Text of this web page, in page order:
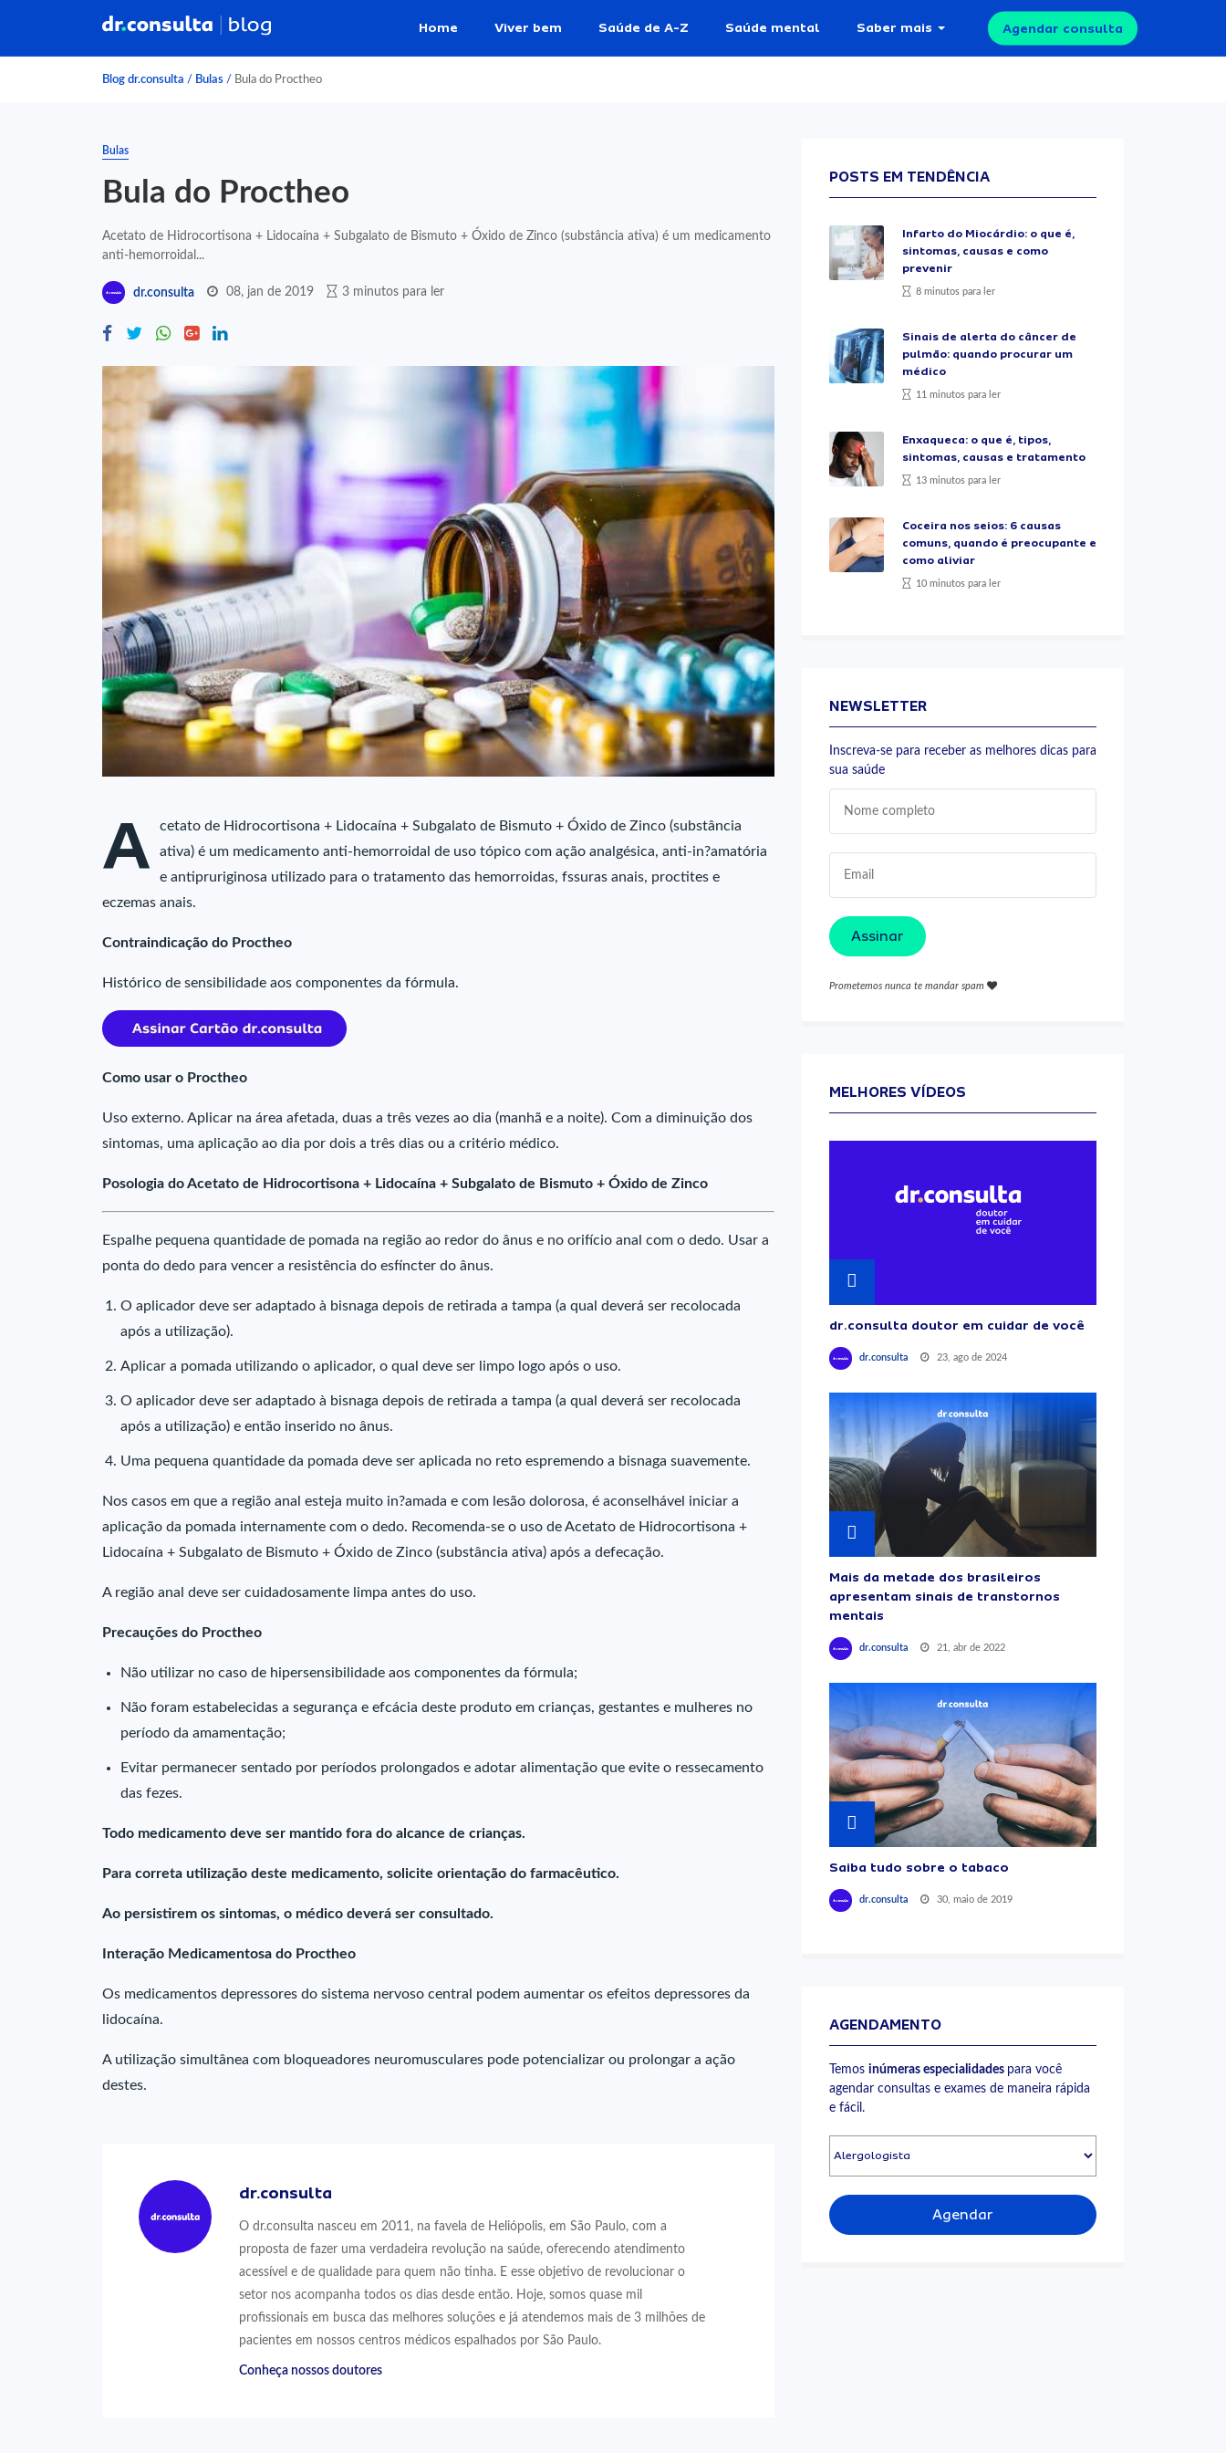
Home Viver bem Saúde de A-Z Saúde mental Saber mais Agendar consulta
Blog dr.consulta / Bulas / Bula do Proctheo
Bulas
Bula do Proctheo
Acetato de Hidrocortisona + Lidocaína + Subgalato de Bismuto + Óxido de Zinco (substância ativa) é um medicamento
anti-hemorroidal...
dr.consulta 08, jan de 2019 3 minutos para ler
A
cetato de Hidrocortisona + Lidocaína + Subgalato de Bismuto + Óxido de Zinco (substância
ativa) é um medicamento anti-hemorroidal de uso tópico com ação analgésica, anti-in?amatória
e antipruriginosa utilizado para o tratamento das hemorroidas, fssuras anais, proctites e
eczemas anais.
Contraindicação do Proctheo
Histórico de sensibilidade aos componentes da fórmula.
Como usar o Proctheo
Uso externo. Aplicar na área afetada, duas a três vezes ao dia (manhã e a noite). Com a diminuição dos
sintomas, uma aplicação ao dia por dois a três dias ou a critério médico.
Posologia do Acetato de Hidrocortisona + Lidocaína + Subgalato de Bismuto + Óxido de Zinco
Espalhe pequena quantidade de pomada na região ao redor do ânus e no orifício anal com o dedo. Usar a
ponta do dedo para vencer a resistência do esfíncter do ânus.
O aplicador deve ser adaptado à bisnaga depois de retirada a tampa (a qual deverá ser recolocada
após a utilização).
Aplicar a pomada utilizando o aplicador, o qual deve ser limpo logo após o uso.
O aplicador deve ser adaptado à bisnaga depois de retirada a tampa (a qual deverá ser recolocada
após a utilização) e então inserido no ânus.
Uma pequena quantidade da pomada deve ser aplicada no reto espremendo a bisnaga suavemente.
Nos casos em que a região anal esteja muito in?amada e com lesão dolorosa, é aconselhável iniciar a
aplicação da pomada internamente com o dedo. Recomenda-se o uso de Acetato de Hidrocortisona +
Lidocaína + Subgalato de Bismuto + Óxido de Zinco (substância ativa) após a defecação.
A região anal deve ser cuidadosamente limpa antes do uso.
Precauções do Proctheo
Não utilizar no caso de hipersensibilidade aos componentes da fórmula;
Não foram estabelecidas a segurança e efcácia deste produto em crianças, gestantes e mulheres no
período da amamentação;
Evitar permanecer sentado por períodos prolongados e adotar alimentação que evite o ressecamento
das fezes.
Todo medicamento deve ser mantido fora do alcance de crianças.
Para correta utilização deste medicamento, solicite orientação do farmacêutico.
Ao persistirem os sintomas, o médico deverá ser consultado.
Interação Medicamentosa do Proctheo
Os medicamentos depressores do sistema nervoso central podem aumentar os efeitos depressores da
lidocaína.
A utilização simultânea com bloqueadores neuromusculares pode potencializar ou prolongar a ação
destes.
dr.consulta
O dr.consulta nasceu em 2011, na favela de Heliópolis, em São Paulo, com a
proposta de fazer uma verdadeira revolução na saúde, oferecendo atendimento
acessível e de qualidade para quem não tinha. E esse objetivo de revolucionar o
setor nos acompanha todos os dias desde então. Hoje, somos quase mil
profissionais em busca das melhores soluções e já atendemos mais de 3 milhões de
pacientes em nossos centros médicos espalhados por São Paulo.
Conheça nossos doutores
POSTS EM TENDÊNCIA
Infarto do Miocárdio: o que é,
sintomas, causas e como
prevenir
8 minutos para ler
Sinais de alerta do câncer de
pulmão: quando procurar um
médico
11 minutos para ler
Enxaqueca: o que é, tipos,
sintomas, causas e tratamento
13 minutos para ler
Coceira nos seios: 6 causas
comuns, quando é preocupante e
como aliviar
10 minutos para ler
NEWSLETTER
Inscreva-se para receber as melhores dicas para
sua saúde
Assinar
Prometemos nunca te mandar spam
MELHORES VÍDEOS
dr.consulta doutor em cuidar de você
dr.consulta 23, ago de 2024
Mais da metade dos brasileiros
apresentam sinais de transtornos
mentais
dr.consulta 21, abr de 2022
Saiba tudo sobre o tabaco
dr.consulta 30, maio de 2019
AGENDAMENTO
Temos inúmeras especialidades para você
agendar consultas e exames de maneira rápida
e fácil.
Agendar